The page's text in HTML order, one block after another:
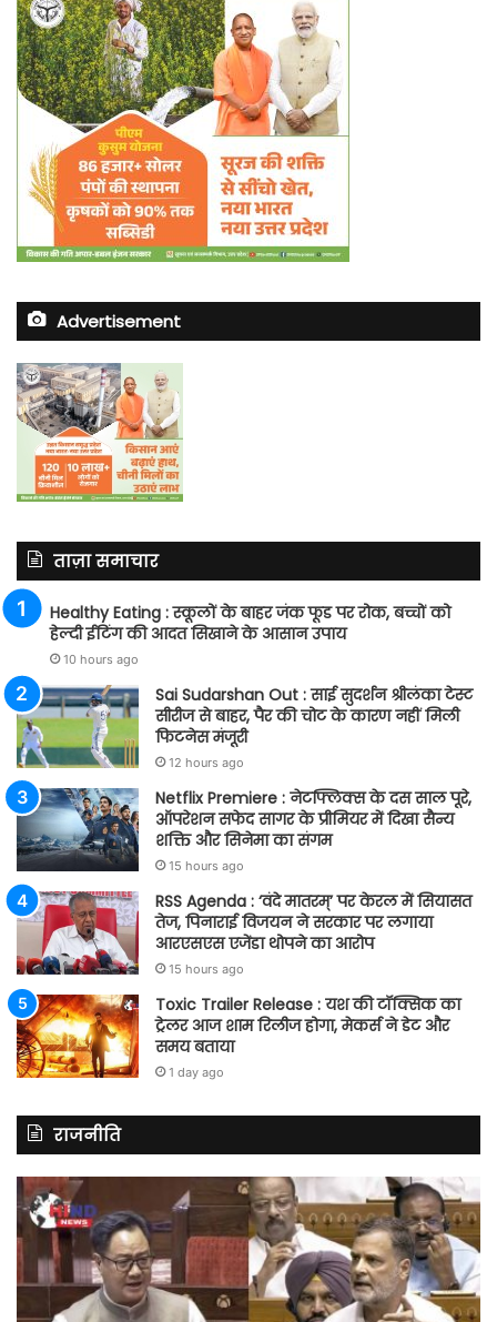
Advertisement
ताज़ा समाचार
Healthy Eating : स्कूलों के बाहर जंक फूड पर रोक, बच्चों को
हेल्दी ईटिंग की आदत सिखाने के आसान उपाय
10 hours ago
Sai Sudarshan Out : साई सुदर्शन श्रीलंका टेस्ट
सीरीज से बाहर, पैर की चोट के कारण नहीं मिली
फिटनेस मंजूरी
12 hours ago
Netflix Premiere : नेटफ्लिक्स के दस साल पूरे,
ऑपरेशन सफेद सागर के प्रीमियर में दिखा सैन्य
शक्ति और सिनेमा का संगम
15 hours ago
RSS Agenda : ‘वंदे मातरम्’ पर केरल में सियासत
तेज, पिनाराई विजयन ने सरकार पर लगाया
आरएसएस एजेंडा थोपने का आरोप
15 hours ago
Toxic Trailer Release : यश की टॉक्सिक का
ट्रेलर आज शाम रिलीज होगा, मेकर्स ने डेट और
समय बताया
1 day ago
राजनीति